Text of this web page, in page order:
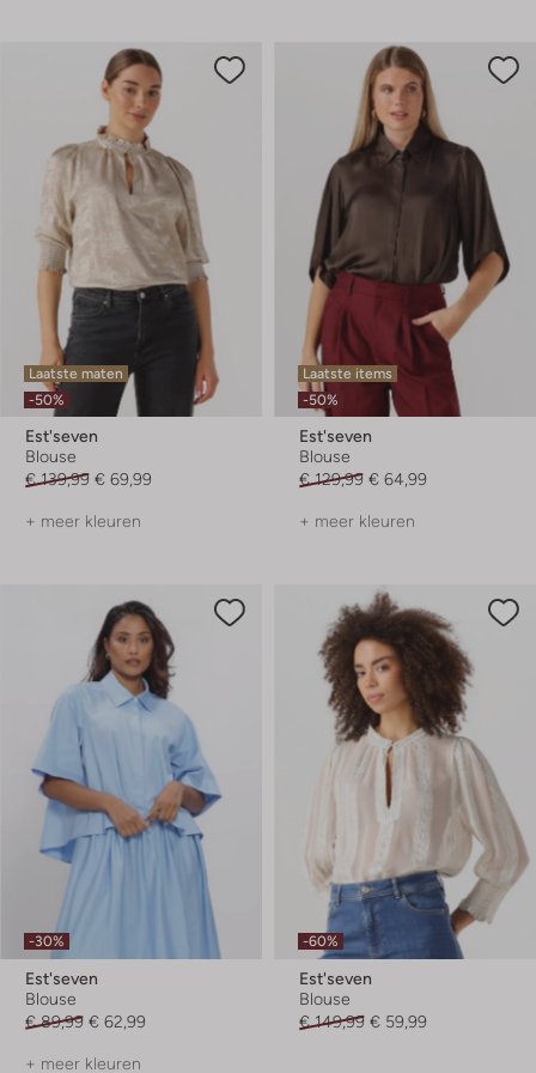
Laatste maten
-50%
Est'seven
Blouse
€ 139,99 € 69,99
+ meer kleuren
Laatste items
-50%
Est'seven
Blouse
€ 129,99 € 64,99
+ meer kleuren
-30%
Est'seven
Blouse
€ 89,99 € 62,99
+ meer kleuren
-60%
Est'seven
Blouse
€ 149,99 € 59,99